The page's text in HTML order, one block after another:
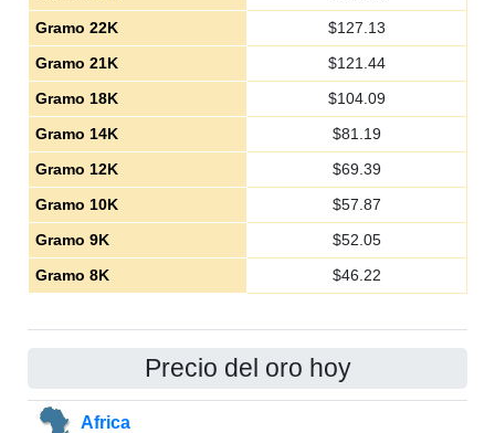
Gramo 22K
$127.13
Gramo 21K
$121.44
Gramo 18K
$104.09
Gramo 14K
$81.19
Gramo 12K
$69.39
Gramo 10K
$57.87
Gramo 9K
$52.05
Gramo 8K
$46.22
Precio del oro hoy
Africa